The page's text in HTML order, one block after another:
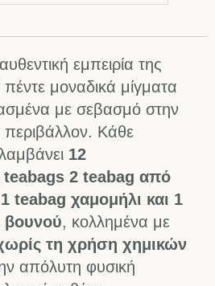
εμπειρία της
μοναδικά μίγματα
με σεβασμό στην
Κάθε
12
teabags 2 teabag από
teabag χαμομήλι και 1
βουνού, κολλημένα με
τη χρήση χημικών
απόλυτη φυσική